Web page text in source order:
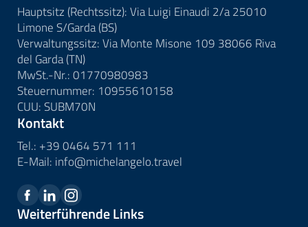
Hauptsitz (Rechtssitz): Via Luigi Einaudi 2/a 25010
Limone S/Garda (BS)
Verwaltungssitz: Via Monte Misone 109 38066 Riva
del Garda (TN)
MwSt.-Nr.: 01770980983
Steuernummer: 10955610158
CUU: SUBM70N
Kontakt
Tel.: +39 0464 571 111
E-Mail: info@michelangelo.travel
Weiterführende Links